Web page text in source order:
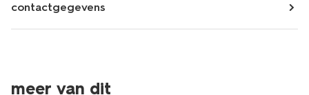
contactgegevens
meer van dit
3 voor 4.99